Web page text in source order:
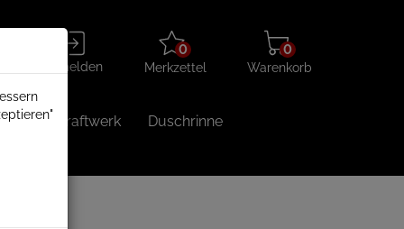
Anmelden
Anmelden
Merkzettel
aufklappen
0
Merkzettel
Warenkorb
aufklappen
0
Warenkorb
Balkonkraftwerk Duschrinne